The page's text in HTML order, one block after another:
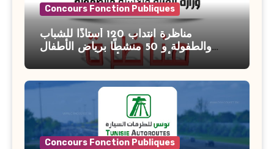
Concours Fonction Publiques
مناظرة انتداب 120 أستاذًا للشباب
والطفولة و 50 منشطًا برياض الأطفال
بوزارة الأسرة والمرأة والطفولة وكبار
السن آخر أجل للتسجيل : 27 جويلية 2026
Concours Fonction Publiques